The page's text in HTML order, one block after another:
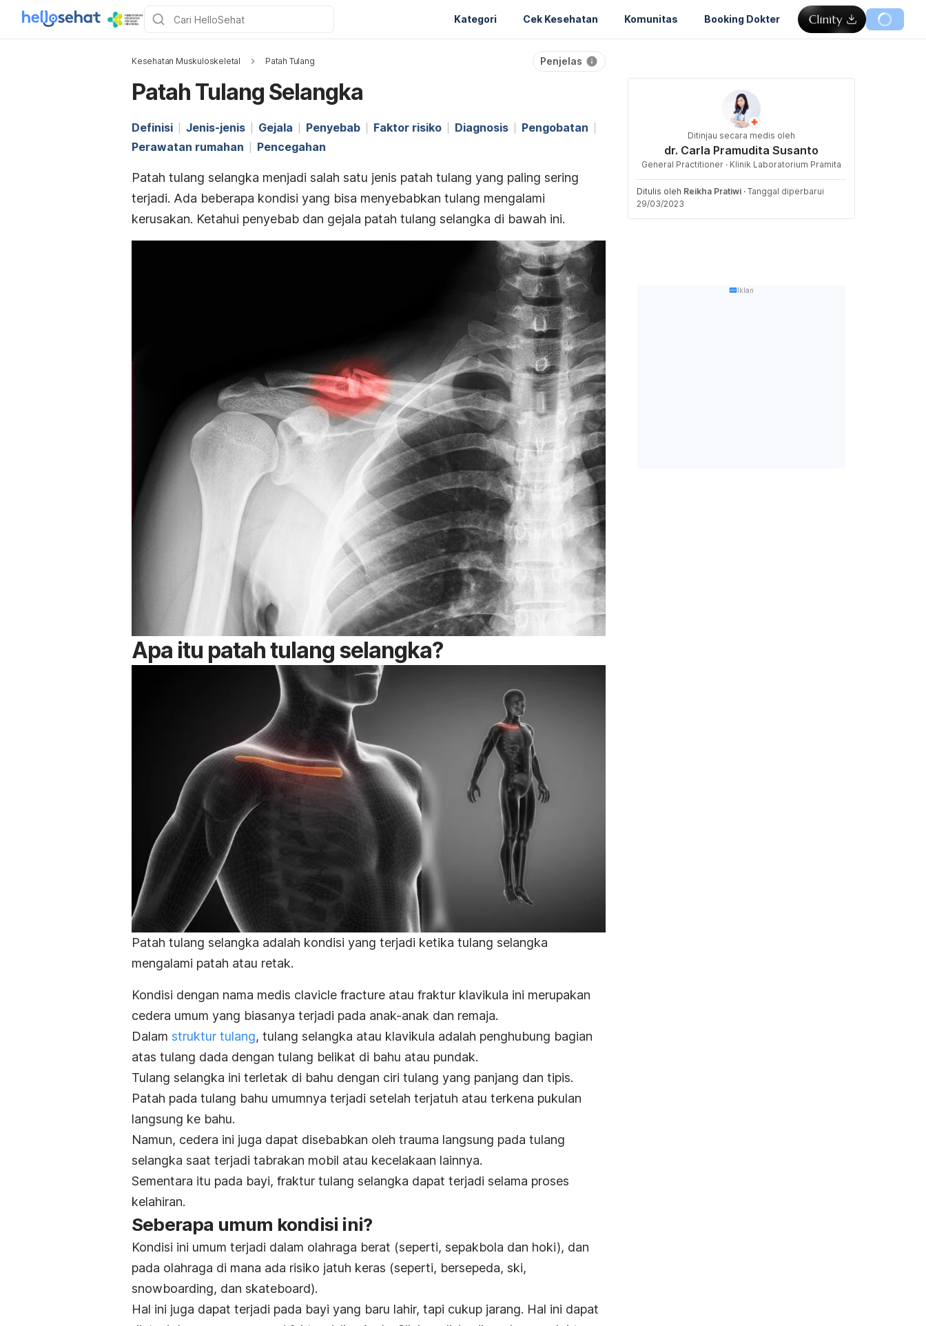
Kategori Cek Kesehatan Komunitas Booking Dokter
Kesehatan Muskuloskeletal Patah Tulang Penjelas
Patah Tulang Selangka
Definisi Jenis-jenis Gejala Penyebab Faktor risiko Diagnosis
Pengobatan
Perawatan rumahan
Pencegahan
Patah tulang selangka menjadi salah satu jenis patah tulang yang paling sering
terjadi. Ada beberapa kondisi yang bisa menyebabkan tulang mengalami
kerusakan. Ketahui penyebab dan gejala patah tulang selangka di bawah ini.
Apa itu patah tulang selangka?
Patah tulang selangka adalah kondisi yang terjadi ketika tulang selangka
mengalami patah atau retak.
Kondisi dengan nama medis clavicle fracture atau fraktur klavikula ini merupakan
cedera umum yang biasanya terjadi pada anak-anak dan remaja.
Dalam struktur tulang, tulang selangka atau klavikula adalah penghubung bagian
atas tulang dada dengan tulang belikat di bahu atau pundak.
Tulang selangka ini terletak di bahu dengan ciri tulang yang panjang dan tipis.
Patah pada tulang bahu umumnya terjadi setelah terjatuh atau terkena pukulan
langsung ke bahu.
Namun, cedera ini juga dapat disebabkan oleh trauma langsung pada tulang
selangka saat terjadi tabrakan mobil atau kecelakaan lainnya.
Sementara itu pada bayi, fraktur tulang selangka dapat terjadi selama proses
kelahiran.
Seberapa umum kondisi ini?
Kondisi ini umum terjadi dalam olahraga berat (seperti, sepakbola dan hoki), dan
pada olahraga di mana ada risiko jatuh keras (seperti, bersepeda, ski,
snowboarding, dan skateboard).
Hal ini juga dapat terjadi pada bayi yang baru lahir, tapi cukup jarang. Hal ini dapat
Ditinjau secara medis oleh
dr. Carla Pramudita Susanto
General Practitioner · Klinik Laboratorium Pramita
Ditulis oleh Reikha Pratiwi · Tanggal diperbarui
29/03/2023
Iklan